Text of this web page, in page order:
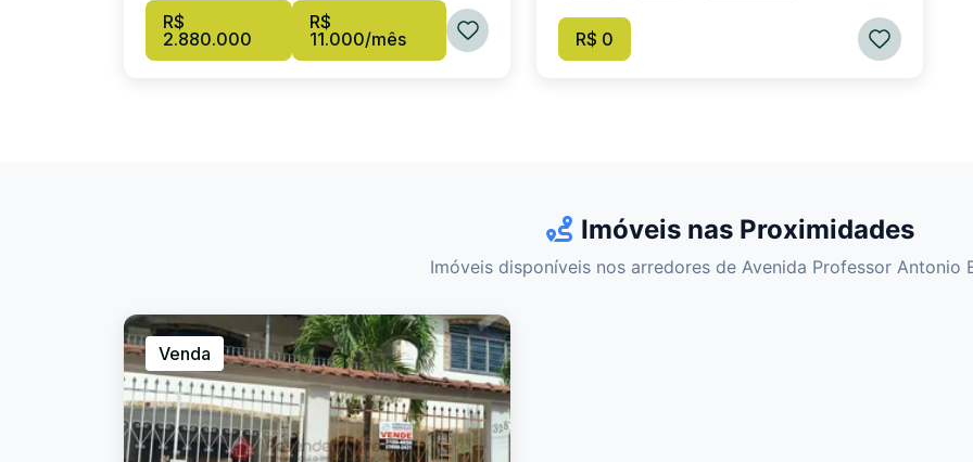
R$
2.880.000
R$
11.000/mês
R$ 0
Imóveis nas Proximidades
Imóveis disponíveis nos arredores de Avenida Professor Antonio
Venda